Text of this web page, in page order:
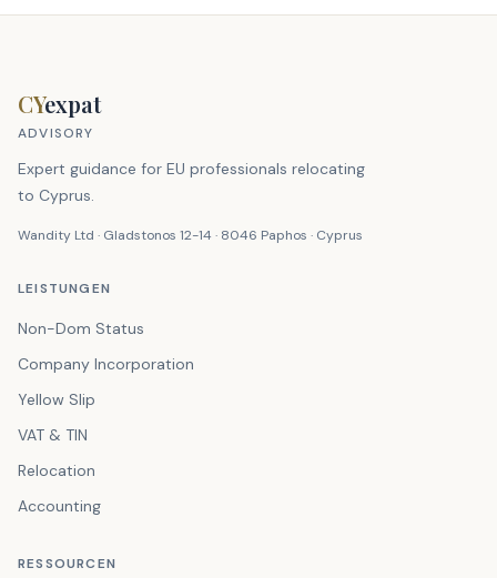
CYexpat
ADVISORY
Expert guidance for EU professionals relocating
to Cyprus.
Wandity Ltd · Gladstonos 12-14 · 8046 Paphos · Cyprus
LEISTUNGEN
Non-Dom Status
Company Incorporation
Yellow Slip
VAT & TIN
Relocation
Accounting
RESSOURCEN